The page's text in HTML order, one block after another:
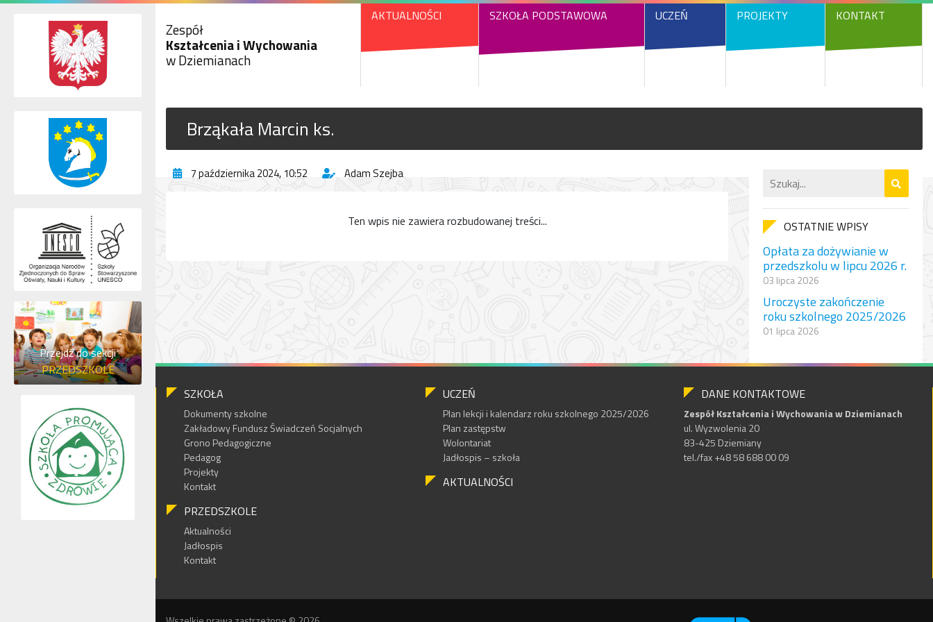
Zespół
Kształcenia i Wychowania
w Dziemianach
AKTUALNOŚCI SZKOŁA PODSTAWOWA UCZEŃ PROJEKTY KONTAKT
Brząkała Marcin ks.
7 października 2024, 10:52 Adam Szejba
Ten wpis nie zawiera rozbudowanej treści... OSTATNIE WPISY
Opłata za dożywianie w
przedszkolu w lipcu 2026 r.
03 lipca 2026
Uroczyste zakończenie
roku szkolnego 2025/2026
01 lipca 2026
SZKOŁA
Dokumenty szkolne
Zakładowy Fundusz Świadczeń Socjalnych
Grono Pedagogiczne
Pedagog
Projekty
Kontakt
PRZEDSZKOLE
Aktualności
Jadłospis
Kontakt
UCZEŃ
Plan lekcji i kalendarz roku szkolnego 2025/2026
Plan zastępstw
Wolontariat
Jadłospis – szkoła
AKTUALNOŚCI
DANE KONTAKTOWE
Zespół Kształcenia i Wychowania w Dziemianach
ul. Wyzwolenia 20
83-425 Dziemiany
tel./fax +48 58 688 00 09
Przejdź do sekcji
PRZEDSZKOLE